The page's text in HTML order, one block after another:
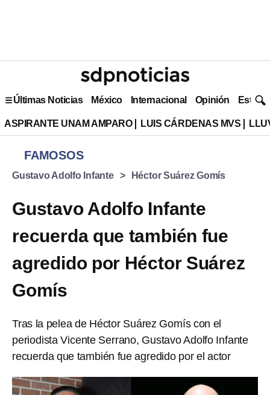
Últimas Noticias México Internacional Opinión Estilo
ASPIRANTE UNAM AMPARO LUIS CÁRDENAS MVS
FAMOSOS
Gustavo Adolfo Infante Héctor Suárez Gomís
Gustavo Adolfo Infante
recuerda que también fue
agredido por Héctor Suárez
Gomís
Tras la pelea de Héctor Suárez Gomís con el
periodista Vicente Serrano, Gustavo Adolfo Infante
recuerda que también fue agredido por el actor